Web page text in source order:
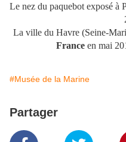
Le nez du paquebot exposé à
La ville du Havre (Seine-
Franceen mai
#Musée de la Marine
Partager